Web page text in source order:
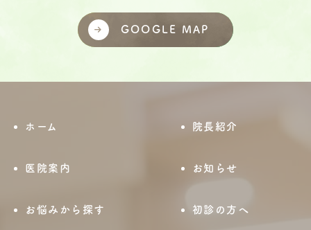
GOOGLE MAP
ホーム 院長紹介
医院案内 お知らせ
お悩みから探す 初診の方へ